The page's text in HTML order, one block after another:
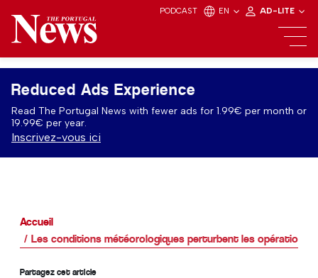
PODCAST EN AD-LITE
Reduced Ads Experience
Read The Portugal News with fewer ads for 1.99€ per month or
19.99€ per year.
Inscrivez-vous ici
Accueil
Les conditions météorologiques perturbent les opérations
Partagez cet article